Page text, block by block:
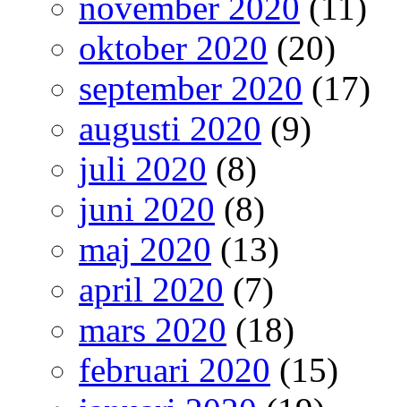
oktober 2020 (20)
september 2020 (17)
augusti 2020 (9)
juli 2020 (8)
juni 2020 (8)
maj 2020 (13)
april 2020 (7)
mars 2020 (18)
februari 2020 (15)